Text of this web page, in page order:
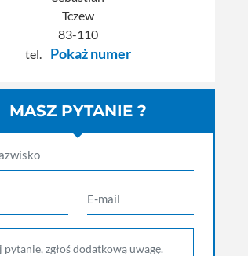
Tczew
83-110
tel.
Pokaż numer
MASZ PYTANIE ?